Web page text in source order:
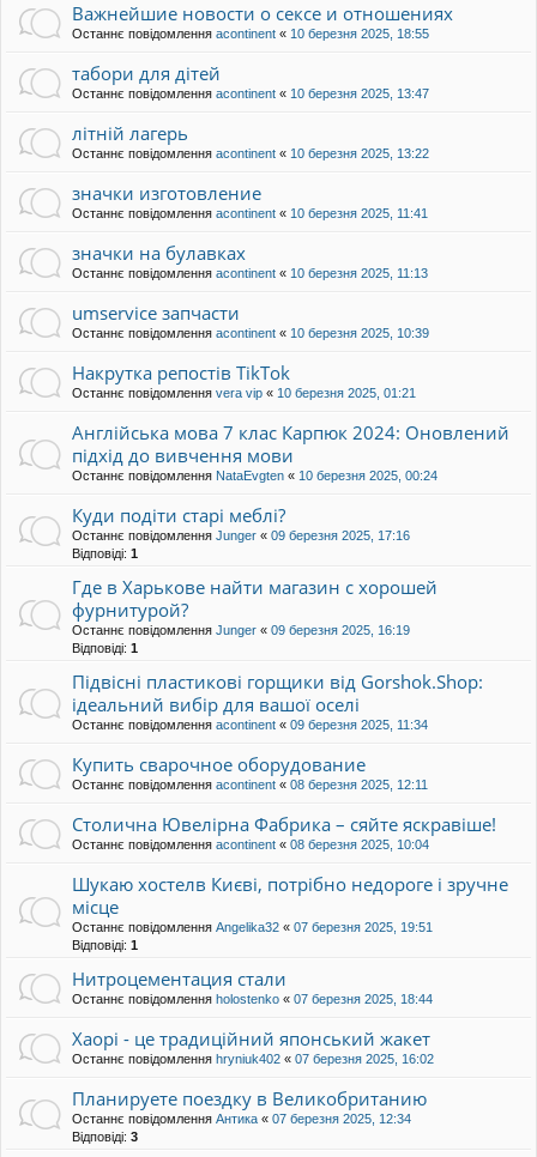
Важнейшие новости о сексе и отношениях
Останнє повідомлення acontinent « 10 березня 2025, 18:55
табори для дітей
Останнє повідомлення acontinent « 10 березня 2025, 13:47
літній лагерь
Останнє повідомлення acontinent « 10 березня 2025, 13:22
значки изготовление
Останнє повідомлення acontinent « 10 березня 2025, 11:41
значки на булавках
Останнє повідомлення acontinent « 10 березня 2025, 11:13
umservice запчасти
Останнє повідомлення acontinent « 10 березня 2025, 10:39
Накрутка репостів TikTok
Останнє повідомлення vera vip « 10 березня 2025, 01:21
Англійська мова 7 клас Карпюк 2024: Оновлений
підхід до вивчення мови
Останнє повідомлення NataEvgten « 10 березня 2025, 00:24
Куди подіти старі меблі?
Останнє повідомлення Junger « 09 березня 2025, 17:16
Відповіді: 1
Где в Харькове найти магазин с хорошей
фурнитурой?
Останнє повідомлення Junger « 09 березня 2025, 16:19
Відповіді: 1
Підвісні пластикові горщики від Gorshok.Shop:
ідеальний вибір для вашої оселі
Останнє повідомлення acontinent « 09 березня 2025, 11:34
Купить cварочное оборудование
Останнє повідомлення acontinent « 08 березня 2025, 12:11
Столична Ювелірна Фабрика – сяйте яскравіше!
Останнє повідомлення acontinent « 08 березня 2025, 10:04
Шукаю хостелв Києві, потрібно недороге і зручне
місце
Останнє повідомлення Angelika32 « 07 березня 2025, 19:51
Відповіді: 1
Нитроцементация стали
Останнє повідомлення holostenko « 07 березня 2025, 18:44
Хаорі - це традиційний японський жакет
Останнє повідомлення hryniuk402 « 07 березня 2025, 16:02
Планируете поездку в Великобританию
Останнє повідомлення Антика « 07 березня 2025, 12:34
Відповіді: 3